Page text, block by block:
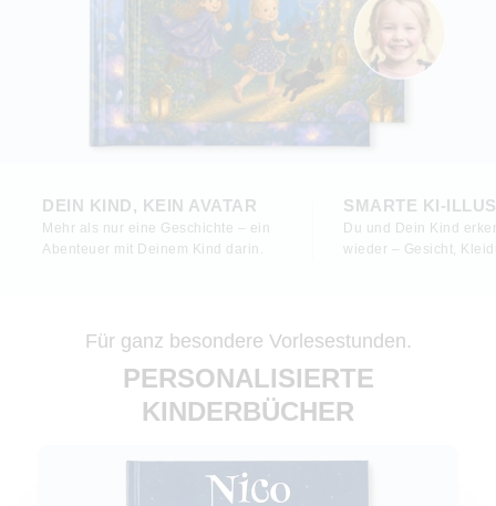
DEIN KIND, KEIN AVATAR
Mehr als nur eine Geschichte – ein
Abenteuer mit Deinem Kind darin.
SMARTE KI-
Du und Dein Kind
wieder – Gesicht,
Für ganz besondere Vorlesestunden.
PERSONALISIERTE
KINDERBÜCHER